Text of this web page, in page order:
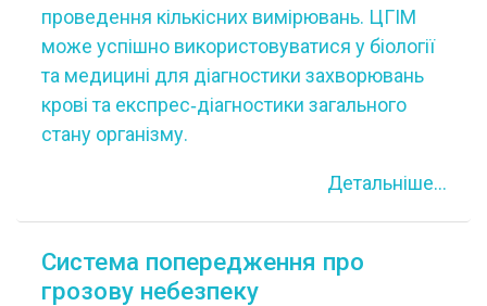
проведення кількісних вимірювань. ЦГІМ
може успішно використовуватися у біології
та медицині для діагностики захворювань
крові та експрес‐діагностики загального
стану організму.
Детальніше...
Система попередження про
грозову небезпеку